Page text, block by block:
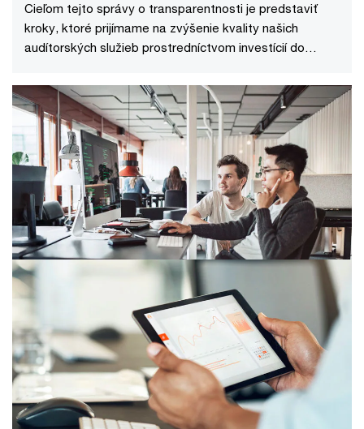
Cieľom tejto správy o transparentnosti je predstaviť
kroky, ktoré prijímame na zvýšenie kvality našich
audítorských služieb prostredníctvom investícií do
27/04/26
Kybernetické hrozby v pohybe
Situácia v oblasti kybernetických hrozieb sa výrazne
zmenila, pričom do popredia sa dostali útoky zamerané
na identitu, deepfakeové videá a phishingové podvody.